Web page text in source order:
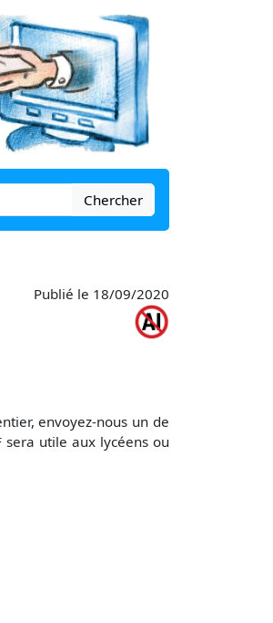
Chercher
Publié le 18/09/2020
envoyez-nous un de
sera utile aux lycéens ou